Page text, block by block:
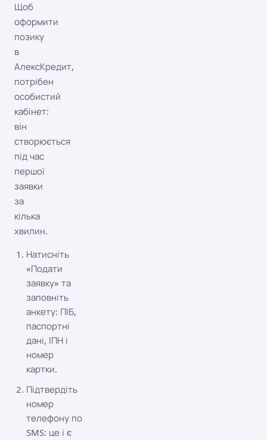
Щоб
оформити
позику
в
АлексКредит,
потрібен
особистий
кабінет:
він
створюється
під час
першої
заявки
за
кілька
хвилин.
Натисніть
«Подати
заявку» та
заповніть
анкету: ПІБ,
паспортні
дані, ІПН і
номер
картки.
Підтвердіть
номер
телефону по
SMS: це і є